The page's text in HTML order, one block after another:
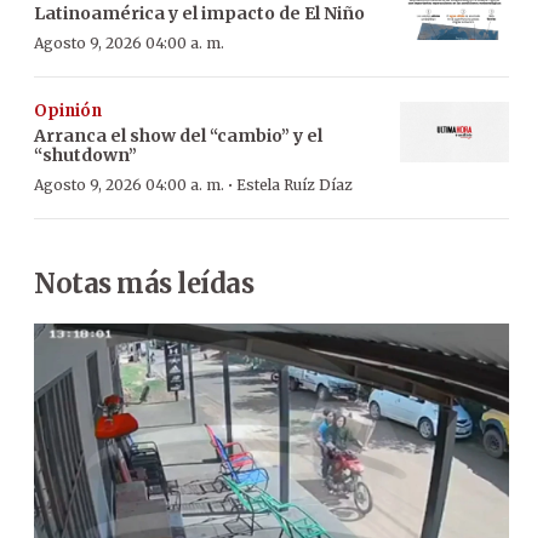
Latinoamérica y el impacto de El Niño
Agosto 9, 2026 04:00 a. m.
Opinión
Arranca el show del “cambio” y el
“shutdown”
Agosto 9, 2026 04:00 a. m. · Estela Ruíz Díaz
Notas más leídas